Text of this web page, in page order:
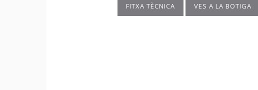
FITXA TÈCNICA VES A LA BOTIGA